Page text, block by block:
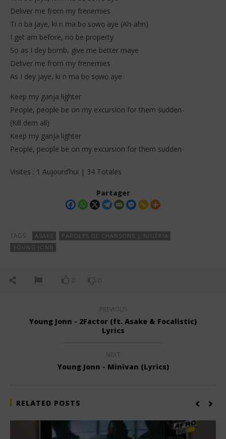
Deliver me from my frenemies
Ti n ba jaye, ki n ma bọ sọwọ aye (Ah-ahn)
I get am before, no be property
So as I dey bomb, give me better maye
Deliver me from my frenemies
As I dey jaye, ki n ma bọ sọwọ aye
Keep my ganja lighter
People, people be on my excursion for them sudden-
(Kill dem all)
Keep my ganja lighter
People, people be on my excursion for them sudden-
Visites : 1 Aujourd’hui | 34 Totales
Partager
TAGS: ASAKE
PAROLES DE CHANSONS | NIGÉRIA
YOUNG JONN
0 0
PREVIOUS
Young Jonn - 2Factor (ft. Asake & Focalistic)
Lyrics
NEXT
Young Jonn - Minivan (Lyrics)
RELATED POSTS